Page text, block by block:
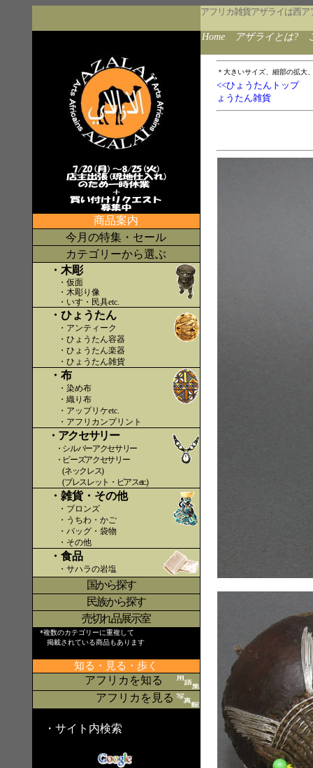
アフリカ雑貨アザライは西
Home アザライとは?
商品案内
今月の特集・セール
カテゴリーから選ぶ
・木彫
・仮面
・木彫り像
・いす・民具etc.
・ひょうたん
・アンティーク
・ひょうたん容器
・ひょうたん楽器
・ひょうたん雑貨
・布
・染め布
・織り布
・アップリケetc.
・アフリカンプリント
・アクセサリー
・シルバーアクセサリー
・ビーズアクセサリー
(ネックレス)
(ブレスレット・ピアスetc.)
・雑貨・その他
・ブロンズ
・うちわ・かご
・バッグ・袋物
・その他
・食品
・サハラの岩塩
国から探す〇
民族から探す
売切れ品展示室
*複数のカテゴリーに重複して
掲載されている商品もあります
知る・見る・歩く
アフリカを知る
アフリカを見る
・サイト内検索
＊大きいサイズ、細部の拡大
<<ひょうたんトップ
ょうたん雑貨